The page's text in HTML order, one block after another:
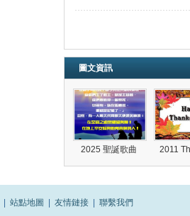
圖文資訊
2025 聖誕歌曲 2011
站點地圖 友情鏈接 聯繫我們